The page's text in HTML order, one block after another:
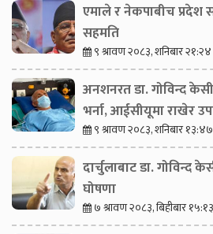
एमाले र नेकपाबीच प्रदेश
सहमति
९ श्रावण २०८३, शनिबार २१:२४
अनशनरत डा. गोविन्द
भर्ना, आईसीयूमा राखेर
९ श्रावण २०८३, शनिबार १३:४७
दार्चुलाबाट डा. गोविन्द
घोषणा
७ श्रावण २०८३, बिहीबार १५:१३